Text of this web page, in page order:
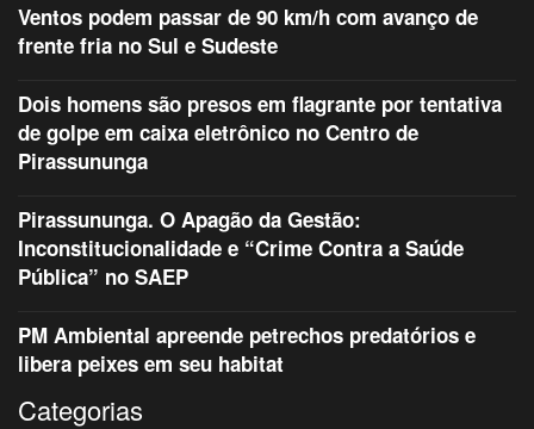
Ventos podem passar de 90 km/h com avanço de
frente fria no Sul e Sudeste
Dois homens são presos em flagrante por tentativa
de golpe em caixa eletrônico no Centro de
Pirassununga
Pirassununga. O Apagão da Gestão:
Inconstitucionalidade e “Crime Contra a Saúde
Pública” no SAEP
PM Ambiental apreende petrechos predatórios e
libera peixes em seu habitat
Categorias